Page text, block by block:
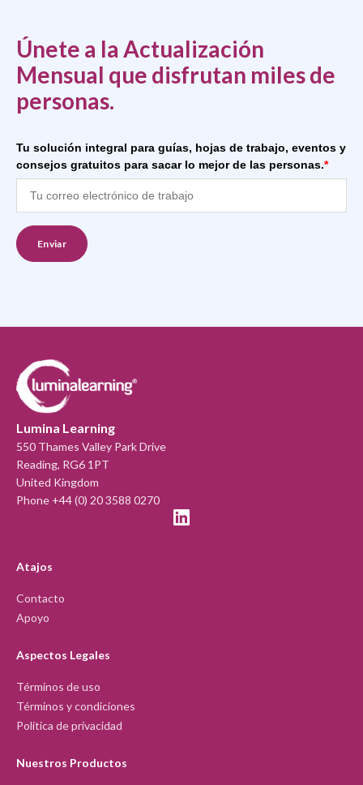
Únete a la Actualización
Mensual que disfrutan miles de
personas.
Tu solución integral para guías, hojas de trabajo, eventos y
consejos gratuitos para sacar lo mejor de las personas.*
Lumina Learning
550 Thames Valley Park Drive
Reading, RG6 1PT
United Kingdom
Phone +44 (0) 20 3588 0270
Atajos
Contacto
Apoyo
Aspectos Legales
Términos de uso
Términos y condiciones
Política de privacidad
Nuestros Productos